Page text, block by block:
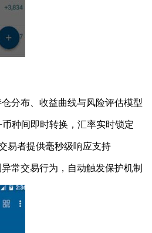
分布、收益曲线与风险评估模型
种间即时转换，汇率实时锁定
易者提供毫秒级响应支持
常交易行为，自动触发保护机制